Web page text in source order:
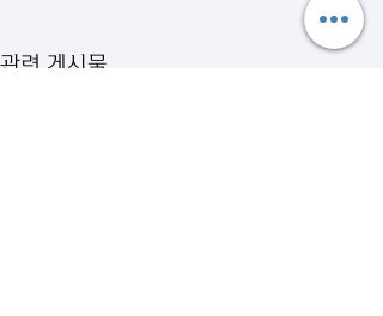
관련 게시물